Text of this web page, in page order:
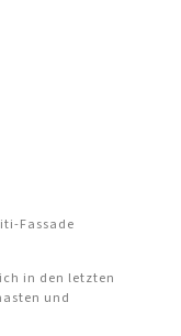
Fassade
in den letzten
und